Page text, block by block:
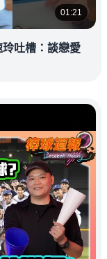
01:21
吐槽：談戀愛